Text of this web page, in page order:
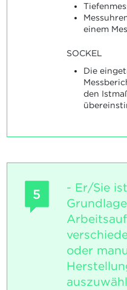
einem
SOCKEL
Die
den
5
- Er/Sie
oder